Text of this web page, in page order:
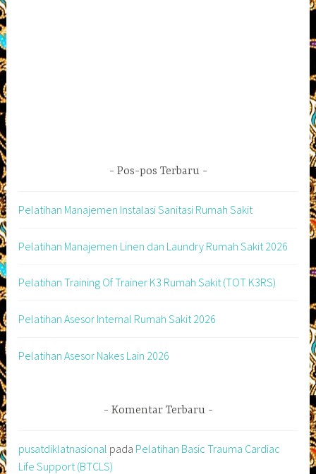
Pos-pos Terbaru
Pelatihan Manajemen Instalasi Sanitasi Rumah Sakit
Pelatihan Manajemen Linen dan Laundry Rumah Sakit 2026
Pelatihan Training Of Trainer K3 Rumah Sakit (TOT K3RS)
Pelatihan Asesor Internal Rumah Sakit 2026
Pelatihan Asesor Nakes Lain 2026
Komentar Terbaru
pusatdiklatnasional pada Pelatihan Basic Trauma Cardiac
Life Support (BTCLS)